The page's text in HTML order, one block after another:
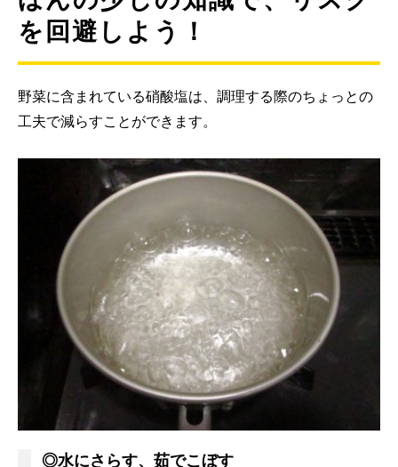
を回避しよう！
野菜に含まれている硝酸塩は、調理する際のちょっとの
工夫で減らすことができます。
◎水にさらす、茹でこぼす